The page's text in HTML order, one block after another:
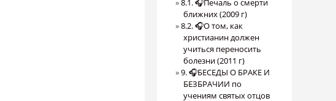
8.1. 🎧Печаль о смерти
ближних (2009 г)
8.2. 🎧О том, как
христианин должен
учиться переносить
болезни (2011 г)
9. 🎧БЕСЕДЫ О БРАКЕ И
БЕЗБРАЧИИ по
учениям святых отцов